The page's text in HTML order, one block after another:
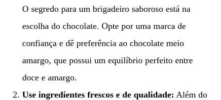
O segredo para um brigadeiro saboroso está na
escolha do chocolate. Opte por uma marca de
confiança e dê preferência ao chocolate meio
amargo, que possui um equilíbrio perfeito entre
doce e amargo.
Use ingredientes frescos e de qualidade: Além do